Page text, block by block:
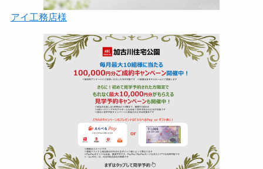
アイ工務店様